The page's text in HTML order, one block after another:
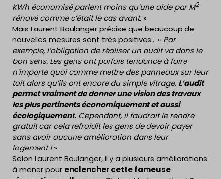
KWh économisé parlent moins qu’une aide par M2
rénové comme c’était le cas avant. »
Mais Laurent Boulanger précise que beaucoup de
nouvelles mesures sont très positives… « Par
exemple, l’obligation de réaliser un audit va dans le
bon sens. Les gens ont parfois tendance à faire
n’importe quoi comme mettre des panneaux sur leur
toit alors qu’ils ont encore du simple vitrage. L’audit
permet vraiment de donner une vision des travaux
les plus pertinents économiquement et aussi
écologiquement. Cependant, il faudrait le rendre
gratuit car cela refroidit les gens de devoir payer
sans avoir aucune amélioration dans leur
logement !»
Selon Laurent Boulanger, il y a plusieurs améliorations
à mener pour enclencher cette fameuse